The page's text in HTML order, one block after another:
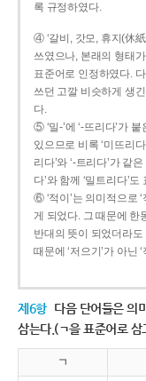
록 규정하였다.
④ ‘갈비, 갓모, 휴지(休
쓰였으나, 본래의 형태
표준어로 인정하였다.
쓰던 고깔 비슷하게 생
다.
⑤ ‘밀-’에 ‘-뜨리다’가
있으므로 비록 ‘미뜨리
리다’와 ‘-트리다’가 같
다’와 함께 ‘밀트리다’
⑥ ‘적이’는 의미적으로
게 되었다. 그 때문에 한
반대의 뜻이 되었더라도
때문에 ‘저으기’가 아닌
제6항 다음 단어들은 의
삼는다.(ㄱ을 표준어로 삼
ㄱ